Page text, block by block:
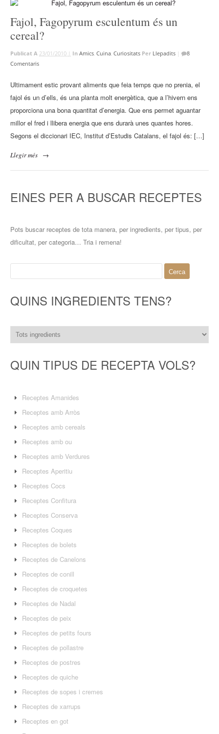
Fajol, Fagopyrum esculentum és un
cereal?
Publicat A 23/01/2010 | In Amics,Cuina,Curiositats Per Llepadits
8
Comentaris
Ultimament estic provant aliments que feia temps que no prenia, el
fajol és un d’ells, és una planta molt energètica, que a l’hivern ens
proporciona una bona quantitat d’energia. Que ens permet aguantar
millor el fred i llibera energia que ens durarà unes quantes hores.
Segons el diccionari IEC, Institut d’Estudis Catalans, el fajol és: […]
Llegir més →
EINES PER A BUSCAR RECEPTES
Pots buscar receptes de tota manera, per ingredients, per tipus, per
dificultat, per categoria… Tria i remena!
QUINS INGREDIENTS TENS?
QUIN TIPUS DE RECEPTA VOLS?
Receptes Amanides
Receptes amb Arròs
Receptes amb cereals
Receptes amb ou
Receptes amb Verdures
Receptes Aperitiu
Receptes Cocs
Receptes Confitura
Receptes Conserva
Receptes Coques
Receptes de bolets
Receptes de Canelons
Receptes de conill
Receptes de croquetes
Receptes de Nadal
Receptes de peix
Receptes de petits fours
Receptes de pollastre
Receptes de postres
Receptes de quiche
Receptes de sopes i cremes
Receptes de xarrups
Receptes en got